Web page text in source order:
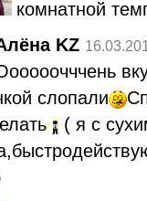
комнатной
KZ
слопали
( я с